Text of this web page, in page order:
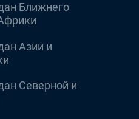
Ближнего
Азии и
Северной и